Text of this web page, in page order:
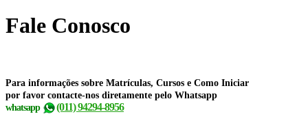
Fale Conosco
Para informações sobre Matrículas, Cursos e Como Iniciar
por favor contacte-nos diretamente pelo Whatsapp
whatsapp
(011) 94294-8956